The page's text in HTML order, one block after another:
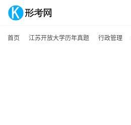
首页 江苏开放大学历年真题 行政管理